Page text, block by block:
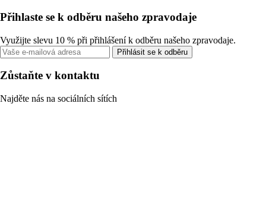
Přihlaste se k odběru našeho zpravodaje
Využijte slevu 10 % při přihlášení k odběru našeho zpravodaje.
Přihlásit se k odběru
Zůstaňte v kontaktu
Najděte nás na sociálních sítích